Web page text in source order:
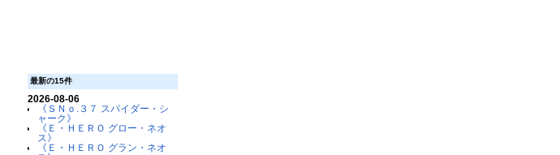
最新の15件
2026-08-06
《ＳＮｏ.３７ スパイダー・シ
ャーク》
《Ｅ・ＨＥＲＯ グロー・ネオ
ス》
《Ｅ・ＨＥＲＯ グラン・ネオ